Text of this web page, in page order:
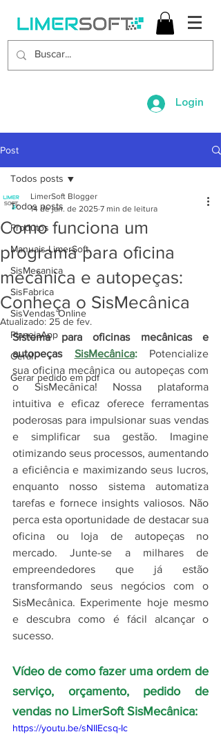
Login
Post
Todos posts
Produtos
Manuais LimerSoft
SisMecanica
SisFabrica
SisVendas Online
PlanejaApp
Geral
Gerar pedido em pdf
Todos posts
Como funciona um
programa para oficina
mecânica e autopeças:
Conheça o SisMecânica
LimerSoft Blogger
14 de jan. de 2025 7 min de leitura
Atualizado: 25 de fev.
Sistema para oficinas mecânicas e
autopeças SisMecânica:
Potencialize
sua oficina mecânica ou autopeças com
o SisMecânica! Nossa plataforma
intuitiva e eficaz oferece ferramentas
poderosas para impulsionar suas vendas
e simplificar sua gestão. Imagine
otimizando seus processos, aumentando
a eficiência e maximizando seus lucros,
enquanto nosso sistema automatiza
tarefas e fornece insights valiosos. Não
perca esta oportunidade de destacar sua
oficina ou loja de autopeças no
mercado. Junte-se a milhares de
empreendedores que já estão
transformando seus negócios com o
SisMecânica. Experimente hoje mesmo
e descubra como é fácil alcançar o
sucesso.
Vídeo de como fazer uma ordem de
serviço, orçamento, pedido de
vendas no LimerSoft SisMecânica:
https://youtu.be/sNIIEcsq-Ic